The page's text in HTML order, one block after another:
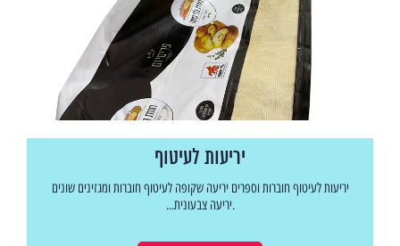
יריעות לעיטוף
יריעות לעיטוף חוברות וספרים יריעה שקופה לעיטוף חוברות ומגזינים שונים
.יריעה צבעונית...